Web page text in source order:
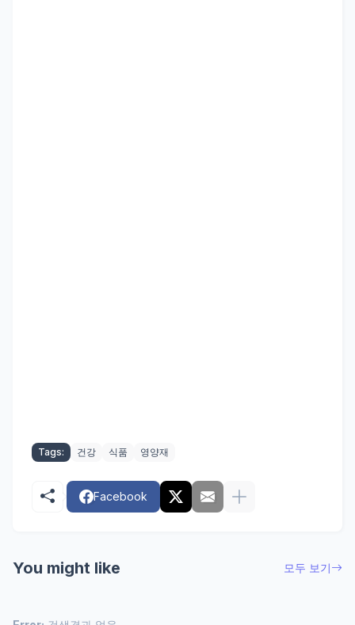
Tags: 건강 식품 영양재
Facebook
You might like 모두 보기